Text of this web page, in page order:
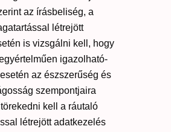
az írásbeliség, a
létrejött
is vizsgálni kell, hogy
igazolható-
az észszerűség és
szempontjaira
kell a ráutaló
létrejött adatkezelés